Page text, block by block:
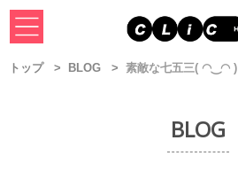
トップ BLOG 素敵な七五三( ◠‿◠ )
BLOG